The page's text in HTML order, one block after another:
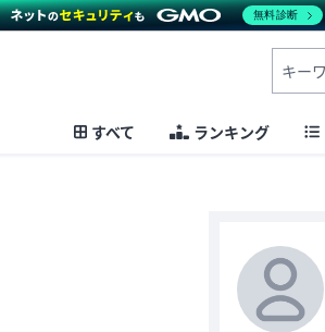
すべて ランキング
無料診断